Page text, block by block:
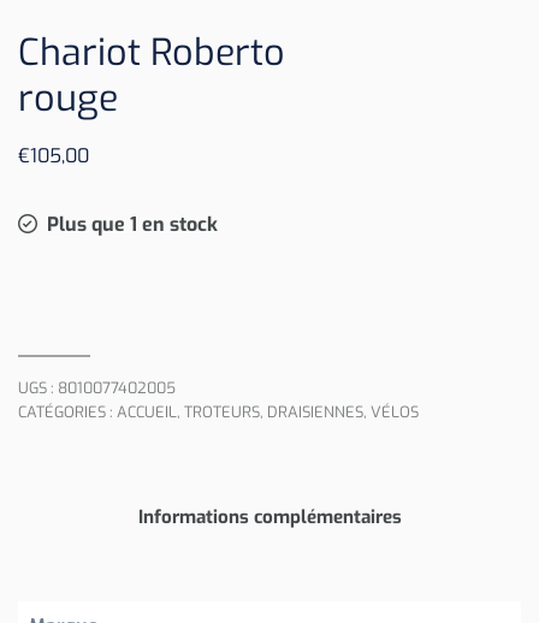
Chariot Roberto
rouge
€105,00
Plus que 1 en stock
UGS : 8010077402005
CATÉGORIES : ACCUEIL, TROTEURS, DRAISIENNES, VÉLOS
Informations complémentaires